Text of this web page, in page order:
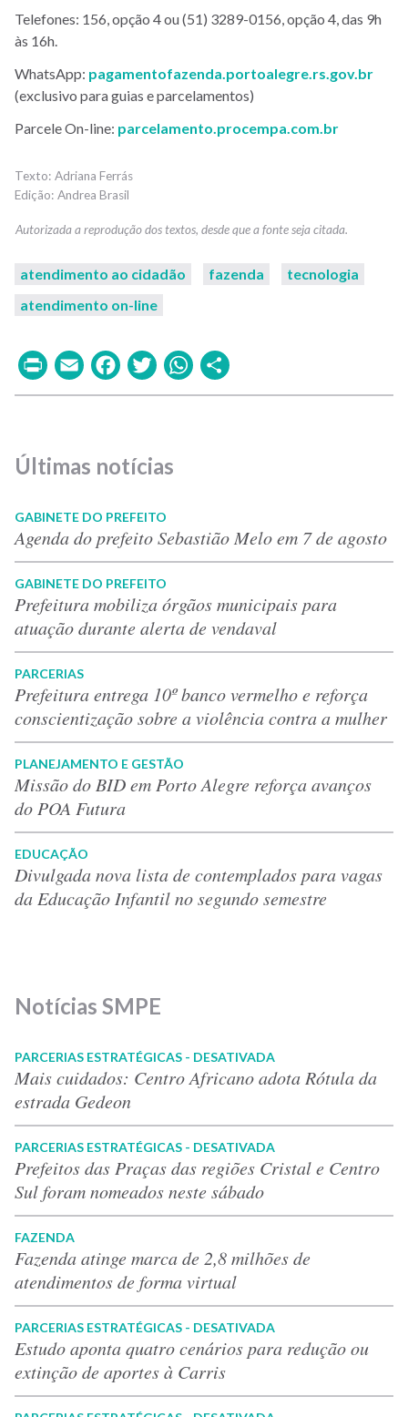
Telefones: 156, opção 4 ou (51) 3289-0156, opção 4, das 9h
às 16h.
WhatsApp: pagamentofazenda.portoalegre.rs.gov.br
(exclusivo para guias e parcelamentos)
Parcele On-line: parcelamento.procempa.com.br
Adriana Ferrás
Andrea Brasil
atendimento ao cidadão fazenda
tecnologia
atendimento on-line
PrintEmailFacebook
TwitterWhatsApp
Últimas notícias
GABINETE DO PREFEITO
Agenda do prefeito Sebastião Melo em 7 de agosto
GABINETE DO PREFEITO
Prefeitura mobiliza órgãos municipais para
atuação durante alerta de vendaval
PARCERIAS
Prefeitura entrega 10º banco vermelho e reforça
conscientização sobre a violência contra a mulher
PLANEJAMENTO E GESTÃO
Missão do BID em Porto Alegre reforça avanços
do POA Futura
EDUCAÇÃO
Divulgada nova lista de contemplados para vagas
da Educação Infantil no segundo semestre
Notícias SMPE
PARCERIAS ESTRATÉGICAS - DESATIVADA
Mais cuidados: Centro Africano adota Rótula da
estrada Gedeon
PARCERIAS ESTRATÉGICAS - DESATIVADA
Prefeitos das Praças das regiões Cristal e Centro
Sul foram nomeados neste sábado
FAZENDA
Fazenda atinge marca de 2,8 milhões de
atendimentos de forma virtual
PARCERIAS ESTRATÉGICAS - DESATIVADA
Estudo aponta quatro cenários para redução ou
extinção de aportes à Carris